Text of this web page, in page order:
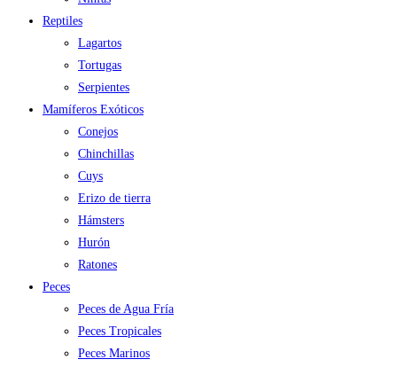
Reptiles
Lagartos
Tortugas
Serpientes
Mamíferos Exóticos
Conejos
Chinchillas
Cuys
Erizo de tierra
Hámsters
Hurón
Ratones
Peces
Peces de Agua Fría
Peces Tropicales
Peces Marinos